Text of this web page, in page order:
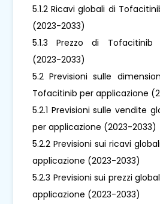
5.1.2 Ricavi globali di
(2023-2033)
5.1.3 Prezzo di Tofacitinib
(2023-2033)
5.2 Previsioni sulle
Tofacitinib per applicazione
5.2.1 Previsioni sulle vendite
per applicazione (2023-2033)
5.2.2 Previsioni sui ricavi
applicazione (2023-2033)
5.2.3 Previsioni sui prezzi
applicazione (2023-2033)